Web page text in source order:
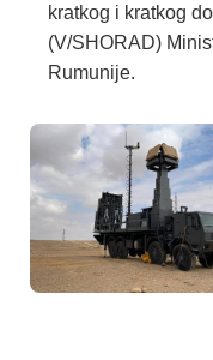
kratkog i kratkog
(V/SHORAD)
Rumunije.